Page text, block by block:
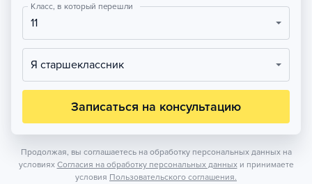
Класс, в который перешли
11
Я старшеклассник
Записаться на консультацию
Продолжая, вы соглашаетесь на обработку персональных данных на
условиях Согласия на обработку персональных данных и принимаете
условия Пользовательского соглашения.